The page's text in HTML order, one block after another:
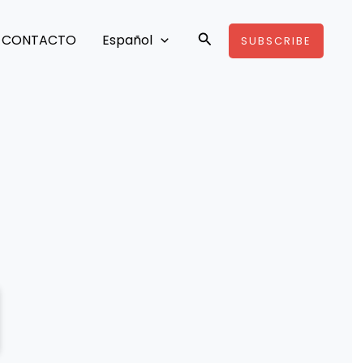
CONTACTO Español BuscarSUBSCRIBE